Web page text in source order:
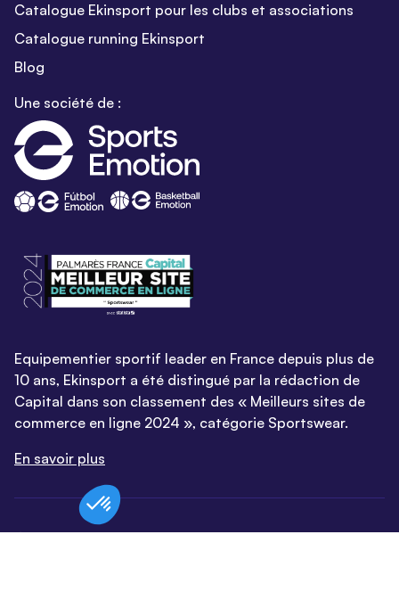
Catalogue Ekinsport pour les clubs et associations
Catalogue running Ekinsport
Blog
Une société de :
Equipementier sportif leader en France depuis plus de
10 ans, Ekinsport a été distingué par la rédaction de
Capital dans son classement des « Meilleurs sites de
commerce en ligne 2024 », catégorie Sportswear.
En savoir plus
© EKINSPORT 2026